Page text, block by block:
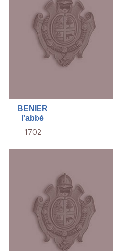
BENIER
l'abbé
1702